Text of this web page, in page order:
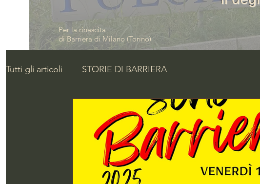
Per la rinascita
di Barriera di Milano (Torino)
Tutti gli articoli STORIE DI BARRIERA